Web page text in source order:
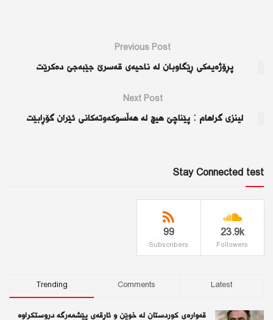
Previous Post
پڕۆژەیەكی ڕێگاوبان لە ناحیەی قەسرێ‌ جێبەجێ‌ دەكرێت
Next Post
لینزی گراهام : پێناچێ هیچ لە هەڵسوكەوتەكانی ئێران گۆڕابێت
Stay Connected test
23.9k
Followers
99
Subscribers
Trending Comments Latest
قەوارەی كوردستان لە خوێن و ئاڕقەی پێشمەرگە دروستكراوە